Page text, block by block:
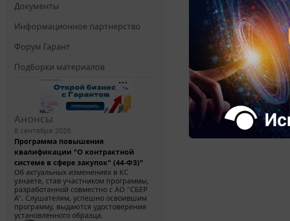
Документы
Информационное партнерство
Форум Гарант
Подборки материалов
Анонсы
8 сентября 2026
Программа повышения
квалификации "О контрактной
системе в сфере закупок" (44-ФЗ)"
Об актуальных изменениях в КС
узнаете, став участником программы,
разработанной совместно с АО ''СБЕР
А". Слушателям, успешно освоившим
программу, выдаются удостоверения
установленного образца.